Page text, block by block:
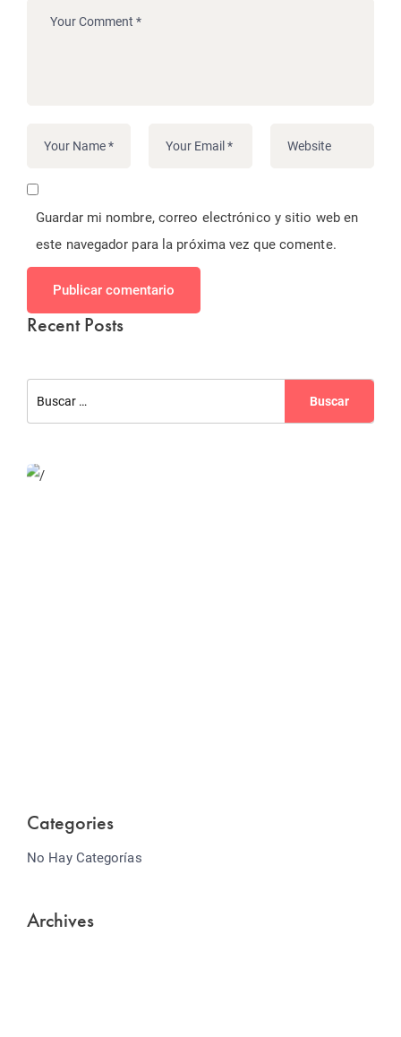
Guardar mi nombre, correo electrónico y sitio web en
este navegador para la próxima vez que comente.
Publicar comentario
Recent Posts
Categories
No Hay Categorías
Archives